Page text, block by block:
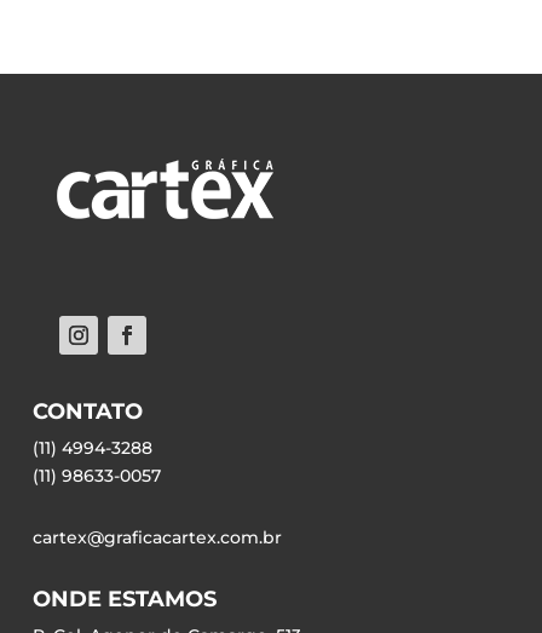
CONTATO
(11) 4994-3288
(11) 98633-0057
cartex@graficacartex.com.br
ONDE ESTAMOS